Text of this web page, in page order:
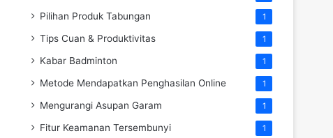
Pilihan Produk Tabungan 1
Tips Cuan & Produktivitas 1
Kabar Badminton 1
Metode Mendapatkan Penghasilan Online 1
Mengurangi Asupan Garam 1
Fitur Keamanan Tersembunyi 1